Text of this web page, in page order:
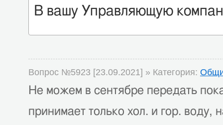
В вашу Управляющую
Вопрос №5923 [23.09.2021] » Категория:
Не можем в сентябре передать
принимает только хол. и гор. воду,